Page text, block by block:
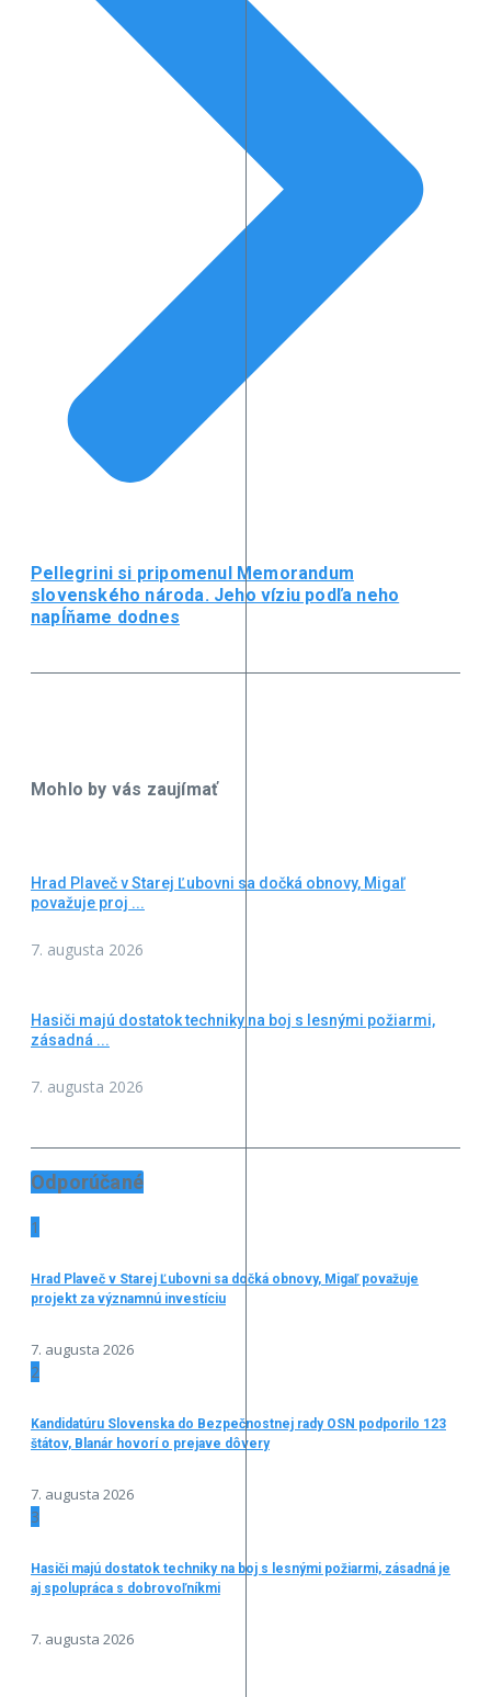
Pellegrini si pripomenul Memorandum
slovenského národa. Jeho víziu podľa neho
napĺňame dodnes
Mohlo by vás zaujímať
Hrad Plaveč v Starej Ľubovni sa dočká obnovy, Migaľ
považuje proj ...
7. augusta 2026
Hasiči majú dostatok techniky na boj s lesnými požiarmi,
zásadná ...
7. augusta 2026
Odporúčané
1
Hrad Plaveč v Starej Ľubovni sa dočká obnovy, Migaľ považuje
projekt za významnú investíciu
7. augusta 2026
2
Kandidatúru Slovenska do Bezpečnostnej rady OSN podporilo 123
štátov, Blanár hovorí o prejave dôvery
7. augusta 2026
3
Hasiči majú dostatok techniky na boj s lesnými požiarmi, zásadná je
aj spolupráca s dobrovoľníkmi
7. augusta 2026